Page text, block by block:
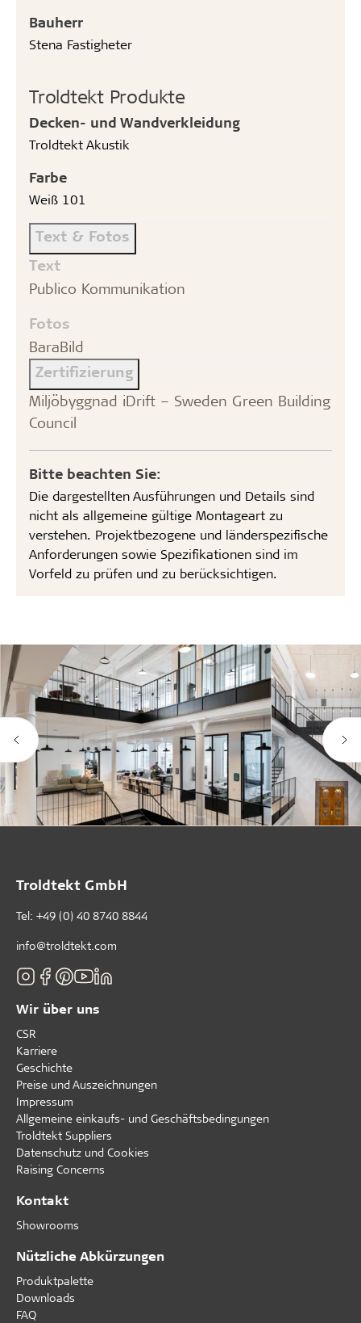
Bauherr
Stena Fastigheter
Troldtekt Produkte
Decken- und Wandverkleidung
Troldtekt Akustik
Farbe
Weiß 101
Text & Fotos
Text
Publico Kommunikation
Fotos
BaraBild
Zertifizierung
Miljöbyggnad iDrift – Sweden Green Building
Council
Bitte beachten Sie:
Die dargestellten Ausführungen und Details sind
nicht als allgemeine gültige Montageart zu
verstehen. Projektbezogene und länderspezifische
Anforderungen sowie Spezifikationen sind im
Vorfeld zu prüfen und zu berücksichtigen.
Troldtekt GmbH
Tel: +49 (0) 40 8740 8844
info@troldtekt.com
Wir über uns
CSR
Karriere
Geschichte
Preise und Auszeichnungen
Impressum
Allgemeine einkaufs- und Geschäftsbedingungen
Troldtekt Suppliers
Datenschutz und Cookies
Raising Concerns
Kontakt
Showrooms
Nützliche Abkürzungen
Produktpalette
Downloads
FAQ